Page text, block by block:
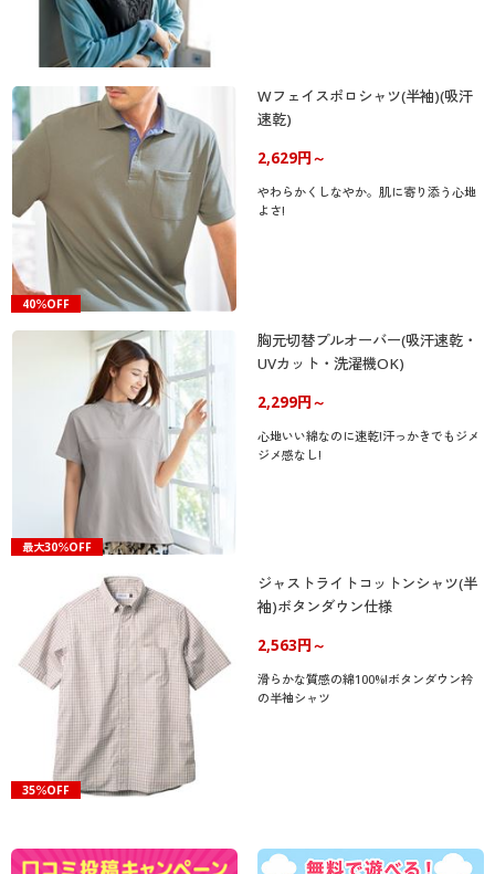
40％OFF
Wフェイスポロシャツ(半袖)(吸汗
速乾)
2,629円～
やわらかくしなやか。肌に寄り添う心地
よさ!
最大30％OFF
胸元切替プルオーバー(吸汗速乾・
UVカット・洗濯機OK)
2,299円～
心地いい綿なのに速乾!汗っかきでもジメ
ジメ感なし!
35％OFF
ジャストライトコットンシャツ(半
袖)ボタンダウン仕様
2,563円～
滑らかな質感の綿100%!ボタンダウン衿
の半袖シャツ